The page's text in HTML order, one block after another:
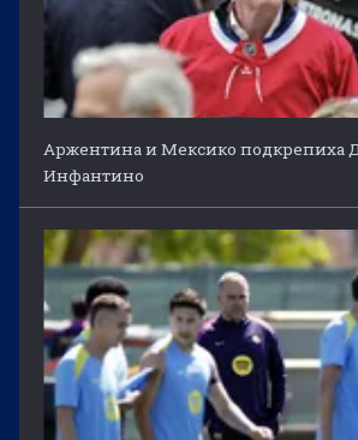
Аржентина и Мексико подкрепиха
Инфантино